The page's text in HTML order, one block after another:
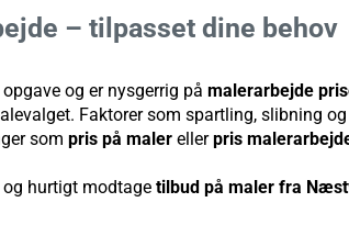
– tilpasset dine behov
og er nysgerrig på malerarbejde
Faktorer som spartling, slibning
som pris på maler ellerpris
hurtigt modtage tilbud på maler fra